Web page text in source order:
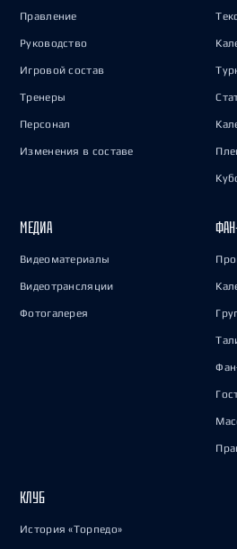
Правление
Руководство
Игровой состав
Тренеры
Персонал
Изменения в составе
МЕДИА
Видеоматериалы
Видеотрансляции
Фотогалерея
КЛУБ
История «Торпедо»